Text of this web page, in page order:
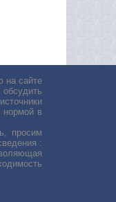
на сайте
нормой в
просим
: